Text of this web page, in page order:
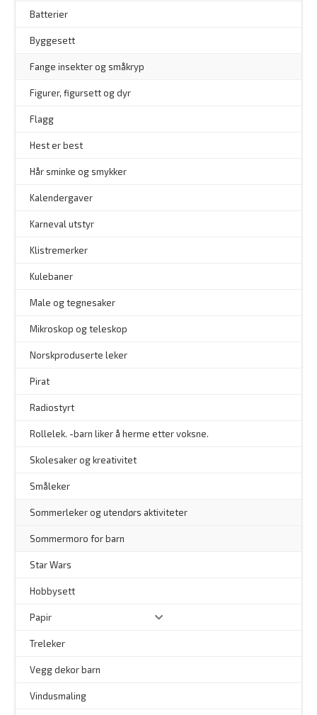
Batterier
Byggesett
Fange insekter og småkryp
Figurer, figursett og dyr
Flagg
Hest er best
Hår sminke og smykker
Kalendergaver
Karneval utstyr
Klistremerker
Kulebaner
Male og tegnesaker
Mikroskop og teleskop
Norskproduserte leker
Pirat
Radiostyrt
Rollelek. -barn liker å herme etter voksne.
Skolesaker og kreativitet
Småleker
Sommerleker og utendørs aktiviteter
Sommermoro for barn
Star Wars
Hobbysett
Papir
Treleker
Vegg dekor barn
Vindusmaling